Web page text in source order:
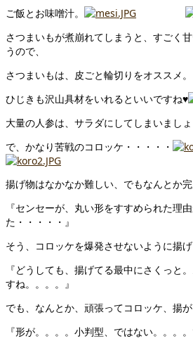
ご飯とお味噌汁。
さつまいもが煮崩れてしまうと、すごく
うので、
さつまいもは、皮ごと輪切りをオススメ。
ひじきも沢山具材をいれるといいですね♥
大量の人参は、サラダにしてしまいまし
で、かなり苦戦のコロッケ・・・・・
揚げ物はなかなか難しい、でもなんとか
『センセーが、丸い形をすすめられた理
た・・・・・』
そう、コロッケを爆発させないように揚
『どうしても、揚げてる最中にさくっと
すね。。。。』
でも、なんとか、頑張ってコロッケ、揚
『形が。。。。小判型、ではない。。。